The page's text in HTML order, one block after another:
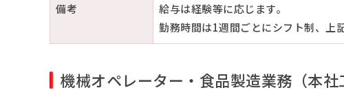
備考
給与は経験等に応じます。
勤務時間は1週間ごとにシフト制、上
機械オペレーター・食品製造業務（本社